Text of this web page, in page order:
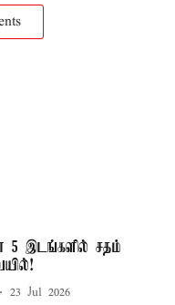
5 இடங்களில் சதம்
23 Jul 2026